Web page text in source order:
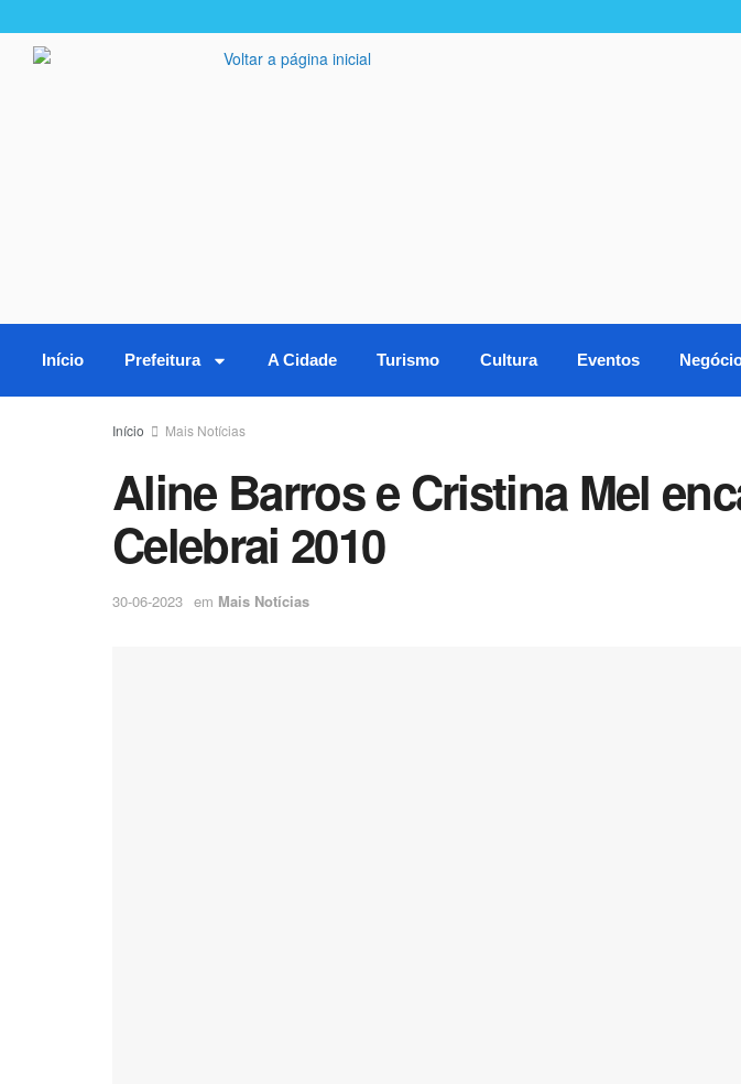
Início Prefeitura A Cidade Turismo Cultura Eventos
Início Mais Notícias
Aline Barros e Cristina Mel
Celebrai 2010
30-06-2023 em Mais Notícias